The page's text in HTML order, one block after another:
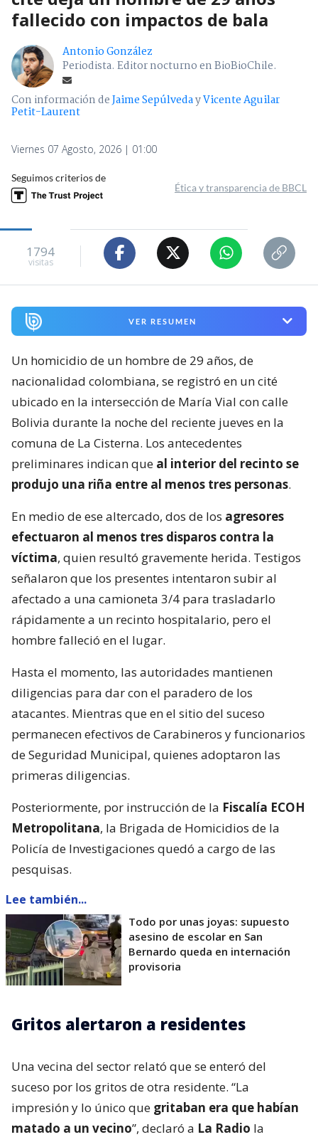
fallecido con impactos de bala
Antonio González
Periodista. Editor nocturno en BioBioChile.
Con información deJaime SepúlvedayVicente Aguilar
Petit-Laurent
Viernes 07 Agosto, 2026 | 01:00
Seguimos criterios de
Ética y transparencia de BBCL
1794
visitas
VER RESUMEN
Un homicidio de un hombre de 29 años, de
nacionalidad colombiana, se registró en un cité
ubicado en la intersección de María Vial con calle
Bolivia durante la noche del reciente jueves en la
comuna de La Cisterna. Los antecedentes
preliminares indican que al interior del recinto se
produjo una riña entre al menos tres personas.
En medio de ese altercado, dos de los agresores
efectuaron al menos tres disparos contra la
víctima, quien resultó gravemente herida. Testigos
señalaron que los presentes intentaron subir al
afectado a una camioneta 3/4 para trasladarlo
rápidamente a un recinto hospitalario, pero el
hombre falleció en el lugar.
Hasta el momento, las autoridades mantienen
diligencias para dar con el paradero de los
atacantes. Mientras que en el sitio del suceso
permanecen efectivos de Carabineros y funcionarios
de Seguridad Municipal, quienes adoptaron las
primeras diligencias.
Posteriormente, por instrucción de la Fiscalía ECOH
Metropolitana, la Brigada de Homicidios de la
Policía de Investigaciones quedó a cargo de las
pesquisas.
Lee también...
Todo por unas joyas: supuesto
asesino de escolar en San
Bernardo queda en internación
provisoria
Gritos alertaron a residentes
Una vecina del sector relató que se enteró del
suceso por los gritos de otra residente. “La
impresión y lo único que gritaban era que habían
matado a un vecino”, declaró a La Radio la